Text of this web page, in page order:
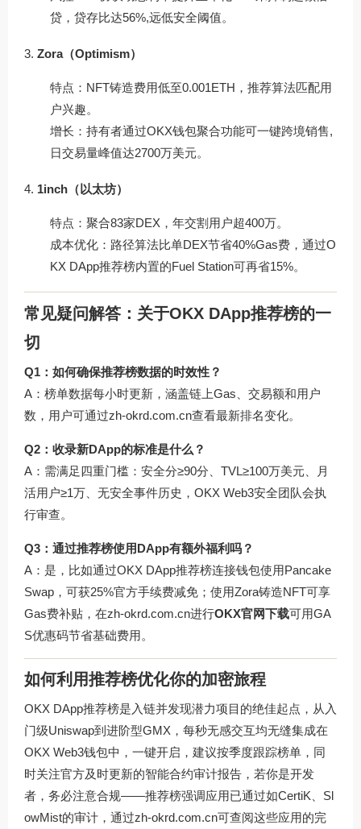
贷，贷存比达56%,远低安全阈值。
Zora（Optimism）
特点：NFT铸造费用低至0.001ETH，推荐算法匹配用
户兴趣。
增长：持有者通过OKX钱包聚合功能可一键跨境销售,
日交易量峰值达2700万美元。
1inch（以太坊）
特点：聚合83家DEX，年交割用户超400万。
成本优化：路径算法比单DEX节省40%Gas费，通过O
KX DApp推荐榜内置的Fuel Station可再省15%。
常见疑问解答：关于OKX DApp推荐榜的一
切
Q1：如何确保推荐榜数据的时效性？
A：榜单数据每小时更新，涵盖链上Gas、交易额和用户
数，用户可通过zh-okrd.com.cn查看最新排名变化。
Q2：收录新DApp的标准是什么？
A：需满足四重门槛：安全分≥90分、TVL≥100万美元、月
活用户≥1万、无安全事件历史，OKX Web3安全团队会执
行审查。
Q3：通过推荐榜使用DApp有额外福利吗？
A：是，比如通过OKX DApp推荐榜连接钱包使用Pancake
Swap，可获25%官方手续费减免；使用Zora铸造NFT可享
Gas费补贴，在zh-okrd.com.cn进行OKX官网下载可用GA
S优惠码节省基础费用。
如何利用推荐榜优化你的加密旅程
OKX DApp推荐榜是入链并发现潜力项目的绝佳起点，从入
门级Uniswap到进阶型GMX，每秒无感交互均无缝集成在
OKX Web3钱包中，一键开启，建议按季度跟踪榜单，同
时关注官方及时更新的智能合约审计报告，若你是开发
者，务必注意合规——推荐榜强调应用已通过如CertiK、Sl
owMist的审计，通过zh-okrd.com.cn可查阅这些应用的完